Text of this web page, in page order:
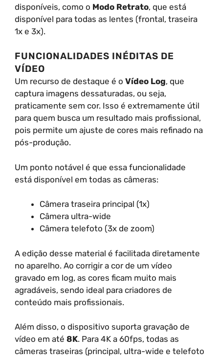
disponíveis, como o Modo Retrato, que está
disponível para todas as lentes (frontal, traseira
1x e 3x).
FUNCIONALIDADES INÉDITAS DE
VÍDEO
Um recurso de destaque é o Vídeo Log, que
captura imagens dessaturadas, ou seja,
praticamente sem cor. Isso é extremamente útil
para quem busca um resultado mais profissional,
pois permite um ajuste de cores mais refinado na
pós-produção.
Um ponto notável é que essa funcionalidade
está disponível em todas as câmeras:
Câmera traseira principal (1x)
Câmera ultra-wide
Câmera telefoto (3x de zoom)
A edição desse material é facilitada diretamente
no aparelho. Ao corrigir a cor de um vídeo
gravado em log, as cores ficam muito mais
agradáveis, sendo ideal para criadores de
conteúdo mais profissionais.
Além disso, o dispositivo suporta gravação de
vídeo em até 8K. Para 4K a 60fps, todas as
câmeras traseiras (principal, ultra-wide e telefoto